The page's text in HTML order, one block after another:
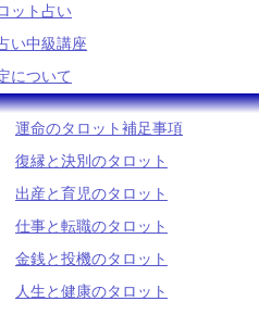
ット占い
い中級講座
について
運命のタロット補足事項
復縁と決別のタロット
出産と育児のタロット
仕事と転職のタロット
金銭と投機のタロット
人生と健康のタロット